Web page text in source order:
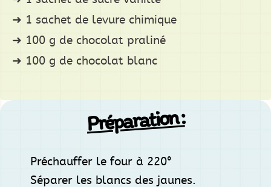
1 sachet de levure chimique
100 g de chocolat praliné
100 g de chocolat blanc
Préparation :
Préchauffer le four à 220°
Séparer les blancs des jaunes.